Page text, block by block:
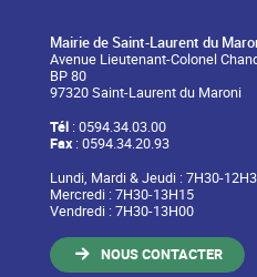
Mairie de Saint-Laurent du
Avenue Lieutenant-Colonel
BP 80
97320 Saint-Laurent du Maroni
Tél: 0594.34.03.00
Fax: 0594.34.20.93
Lundi, Mardi & Jeudi : 7H30-
Mercredi : 7H30-13H15
Vendredi : 7H30-13H00
NOUS CONTACTER